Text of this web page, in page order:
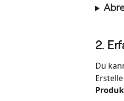
2.
Du